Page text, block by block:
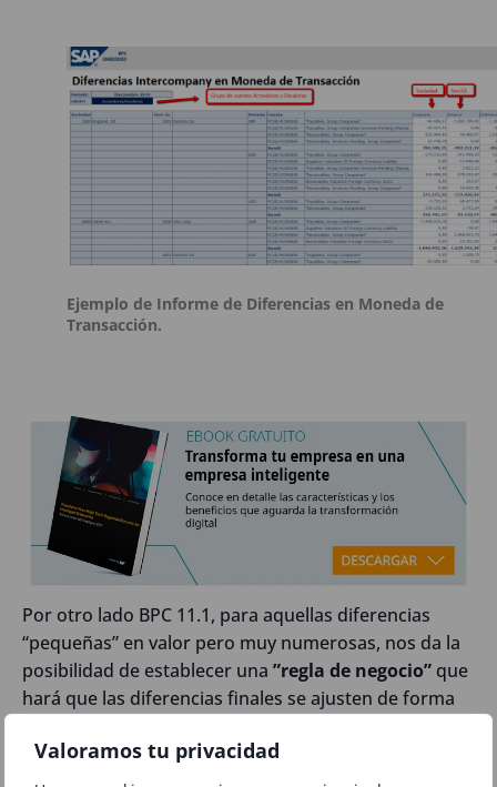
Valoramos tu privacidad
Ejemplo de Informe de Diferencias en Moneda de
Transacción.
Por otro lado BPC 11.1, para aquellas diferencias
“pequeñas” en valor pero muy numerosas, nos da la
posibilidad de establecer una ”regla de negocio” que
hará que las diferencias finales se ajusten de forma
comprador, o al de mayor importe, o…..